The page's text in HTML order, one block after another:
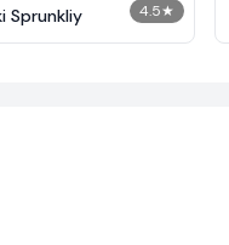
4.5★
Sprunkliy